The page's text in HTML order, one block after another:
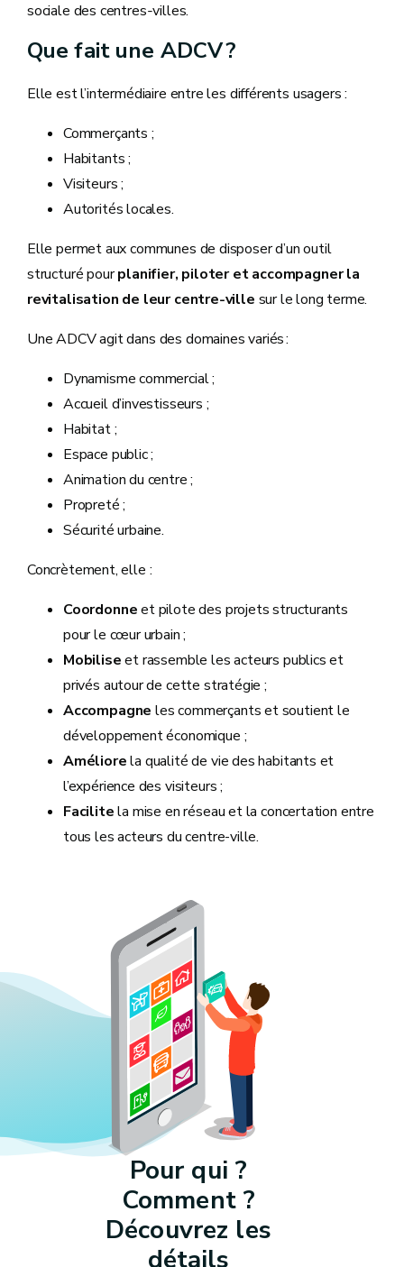
sociale des centres‑villes.
Que fait une ADCV ?
Elle est l’intermédiaire entre les différents usagers :
Commerçants ;
Habitants ;
Visiteurs ;
Autorités locales.
Elle permet aux communes de disposer d’un outil
structuré pourplanifier, piloter et accompagner la
revitalisation de leur centre‑ville sur le long terme.
Une ADCV agit dans des domaines variés :
Dynamisme commercial ;
Accueil d’investisseurs ;
Habitat ;
Espace public ;
Animation du centre ;
Propreté ;
Sécurité urbaine.
Concrètement, elle :
Coordonneet pilote des projets structurants
pour le cœur urbain ;
Mobiliseet rassemble les acteurs publics et
privés autour de cette stratégie ;
Accompagneles commerçants et soutient le
développement économique ;
Améliorela qualité de vie des habitants et
l’expérience des visiteurs ;
Facilitela mise en réseau et la concertation entre
tous les acteurs du centre-ville.
Pour qui ?
Comment ?
Découvrez les
détails